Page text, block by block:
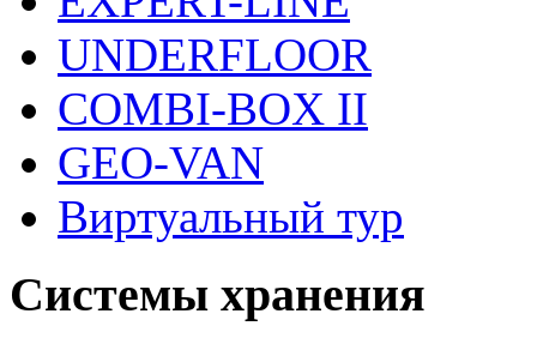
UNDERFLOOR
COMBI-BOX II
GEO-VAN
Виртуальный тур
Системы хранения